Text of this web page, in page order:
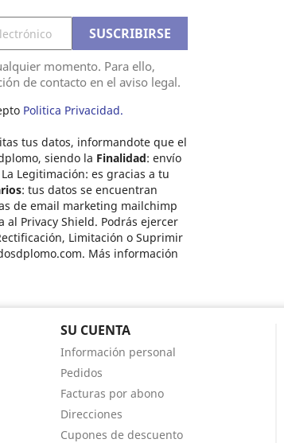
momento. Para ello,
de contacto en el aviso legal.
Politica Privacidad.
tus datos, informandote que el
siendo la Finalidad: envío
Legitimación: es gracias a tu
: tus datos se encuentran
de email marketing mailchimp
al Privacy Shield. Podrás ejercer
Limitación o Suprimir
. Más información
SU CUENTA
Información personal
Pedidos
Facturas por abono
Direcciones
Cupones de descuento